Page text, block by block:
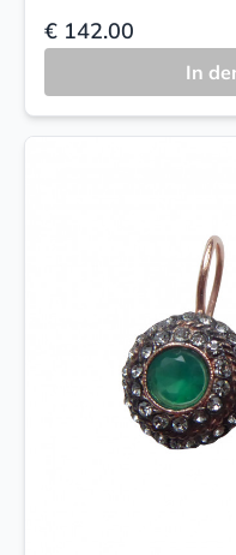
€ 142.00
In